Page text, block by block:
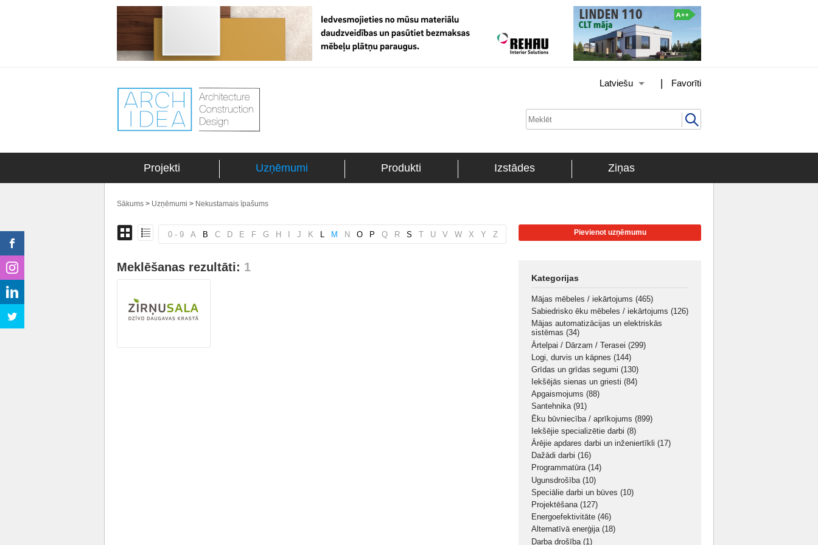
Favorīti
|
Latviešu
Projekti Uzņēmumi Produkti Izstādes Ziņas
Sākums > Uzņēmumi > Nekustamais īpašums
0 - 9 A B C D E F G H J K L M N O P Q R S T U V W X Y Z
Meklēšanas rezultāti: 1
Pievienot uzņēmumu
Kategorijas
Mājas mēbeles / iekārtojums (465)
Sabiedrisko ēku mēbeles / iekārtojums (126)
Mājas automatizācijas un elektriskās
sistēmas (34)
Ārtelpai / Dārzam / Terasei (299)
Logi, durvis un kāpnes (144)
Grīdas un grīdas segumi (130)
Iekšējās sienas un griesti (84)
Apgaismojums (88)
Santehnika (91)
Ēku būvniecība / aprīkojums (899)
Iekšējie specializētie darbi (8)
Ārējie apdares darbi un inženiertīkli (17)
Dažādi darbi (16)
Programmatūra (14)
Ugunsdrošība (10)
Speciālie darbi un būves (10)
Projektēšana (127)
Energoefektivitāte (46)
Alternatīvā enerģija (18)
Darba drošība (1)